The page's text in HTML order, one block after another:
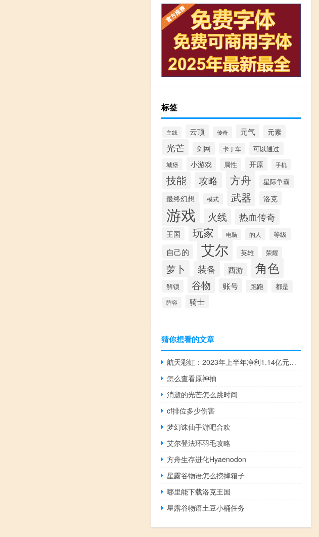
标签
主线 云顶 传奇 元气 元素
光芒 剑网 卡丁车 可以通过
城堡 小游戏 属性 开原 手机
技能 攻略 方舟 星际争霸
最终幻想 模式 武器 洛克
游戏 火线 热血传奇
王国 玩家 电脑 的人 等级
自己的 艾尔 英雄 荣耀
萝卜 装备 西游 角色
解锁 谷物 账号 跑跑 都是
阵容 骑士
猜你想看的文章
航天彩虹：2023年上半年净利1.14亿元同比增长57.43%
怎么查看原神抽
消逝的光芒怎么跳时间
cf排位多少伤害
梦幻诛仙手游吧合欢
艾尔登法环羽毛攻略
方舟生存进化Hyaenodon
星露谷物语怎么挖掉箱子
哪里能下载洛克王国
星露谷物语土豆小桶任务